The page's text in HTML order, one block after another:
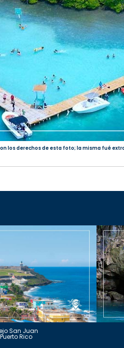
los derechos de esta foto; la misma fué
San Juan
Puerto Rico